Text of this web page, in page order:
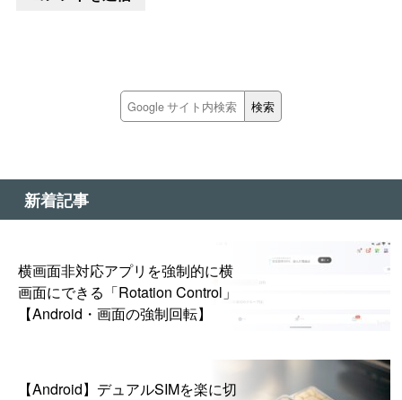
新着記事
横画面非対応アプリを強制的に横
画面にできる「Rotation Control」
【Android・画面の強制回転】
【Android】デュアルSIMを楽に切